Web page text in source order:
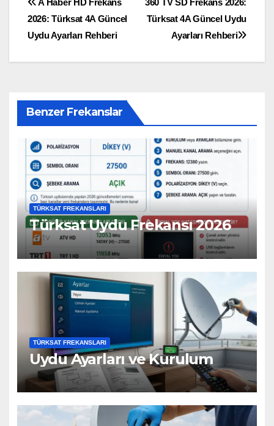
Yazı
gezinmesi
Türksat 4A Güncel Uydu
Ayarları Rehberi
2026: Türksat 4A Güncel
Uydu Ayarları Rehberi
Benzer Frekanslar
TÜRKSAT FREKANSLARI
Türksat Uydu Frekansı 2026
TÜRKSAT FREKANSLARI
Uydu Ayarları ve Kurulum